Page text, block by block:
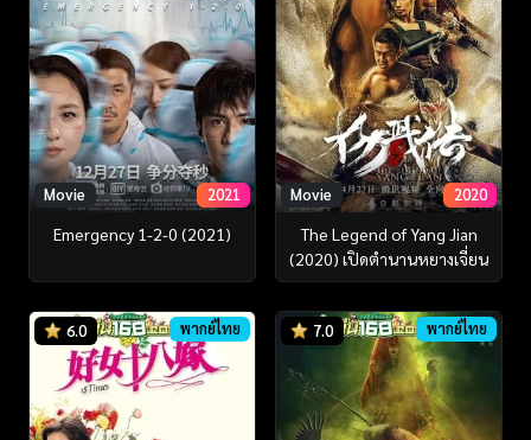
Movie 2021
Emergency 1-2-0 (2021)
Movie 2020
The Legend of Yang Jian
(2020) เปิดตำนานหยางเจี่ยน
6.0 พากย์ไทย 7.0 พากย์ไทย